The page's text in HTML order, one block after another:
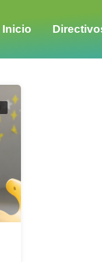
Inicio